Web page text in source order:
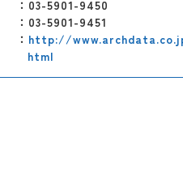
：03-5901-9450
：03-5901-9451
： http://
html